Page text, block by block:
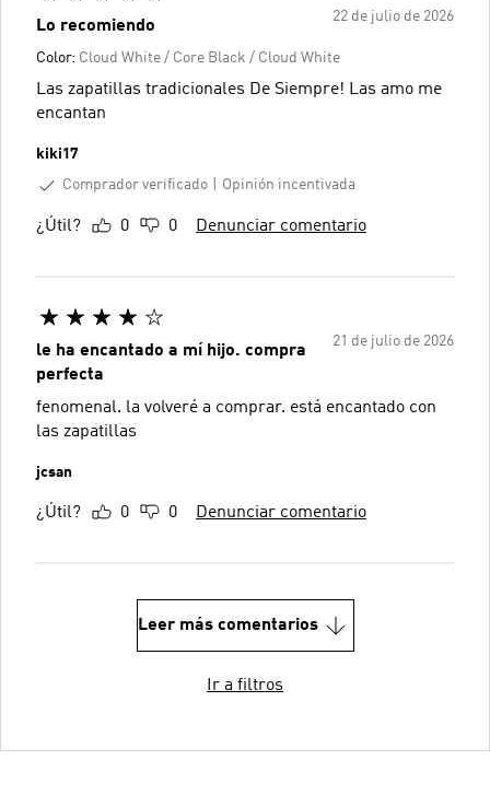
22 de julio de 2026
Lo recomiendo
Color: Cloud White / Core Black / Cloud White
Las zapatillas tradicionales De Siempre! Las amo me
encantan
kiki17
Comprador verificado
Opinión incentivada
¿Útil? 0 0 Denunciar comentario
21 de julio de 2026
le ha encantado a mí hijo. compra
perfecta
fenomenal. la volveré a comprar. está encantado con
las zapatillas
jcsan
¿Útil? 0 0 Denunciar comentario
Leer más comentarios
Ir a filtros